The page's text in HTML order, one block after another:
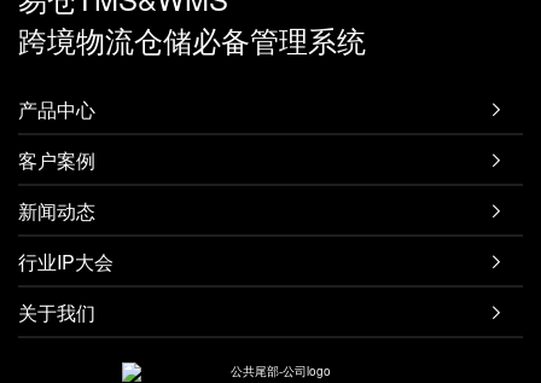
跨境物流仓储必备管理系统
产品中心 
客户案例 
新闻动态 
行业IP大会 
关于我们 